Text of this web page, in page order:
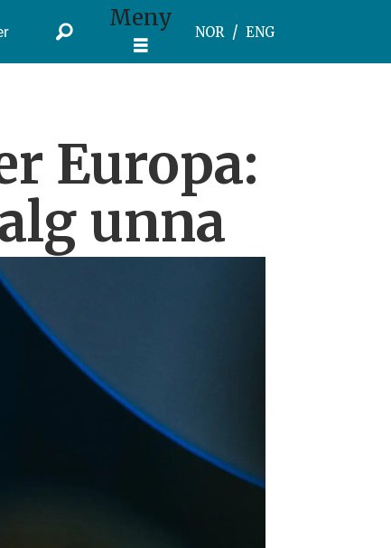
Meny
NOR ENG
Europa:
unna